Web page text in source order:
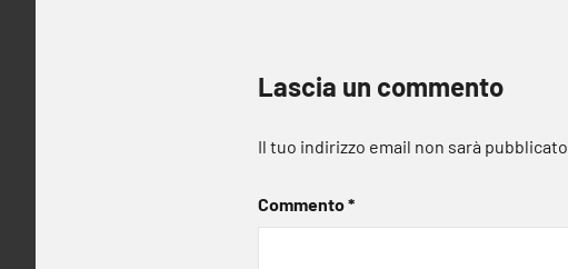
Lascia un commento
Il tuo indirizzo email non sarà pubblicato.
Commento*